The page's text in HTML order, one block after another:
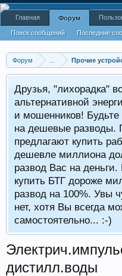
Форум Прочие
Друзья, "лихорадка"
альтернативной
и мошенников!
на дешевые разводы.
предлагают купить
дешевле миллиона
развод Вас на
купить БТГ дороже
развод на 100%. Увы
нет, хотя Вы всегда
самостоятельно... :-)
дистилл.воды
Главная Форум
Поиск сообщений Последние